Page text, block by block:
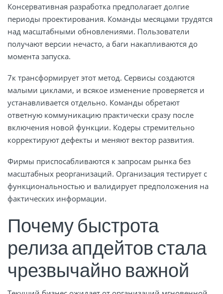
Консервативная разработка предполагает долгие
периоды проектирования. Команды месяцами трудятся
над масштабными обновлениями. Пользователи
получают версии нечасто, а баги накапливаются до
момента запуска.
7к трансформирует этот метод. Сервисы создаются
малыми циклами, и всякое изменение проверяется и
устанавливается отдельно. Команды обретают
ответную коммуникацию практически сразу после
включения новой функции. Кодеры стремительно
корректируют дефекты и меняют вектор развития.
Фирмы приспосабливаются к запросам рынка без
масштабных реорганизаций. Организация тестирует с
функциональностью и валидирует предположения на
фактических информации.
Почему быстрота
релиза апдейтов стала
чрезвычайно важной